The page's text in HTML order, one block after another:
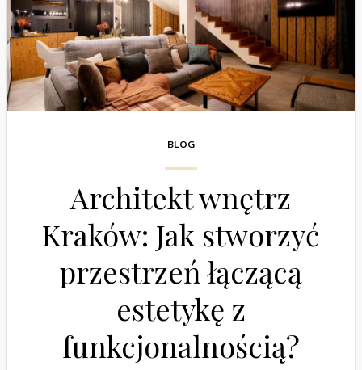
BLOG
Architekt wnętrz
Kraków: Jak stworzyć
przestrzeń łączącą
estetykę z
funkcjonalnością?